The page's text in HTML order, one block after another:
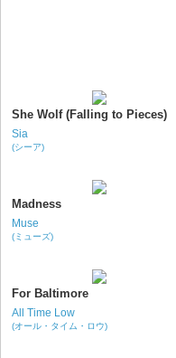
She Wolf (Falling to Pieces)
Sia
(シーア)
Madness
Muse
(ミューズ)
For Baltimore
All Time Low
(オール・タイム・ロウ)